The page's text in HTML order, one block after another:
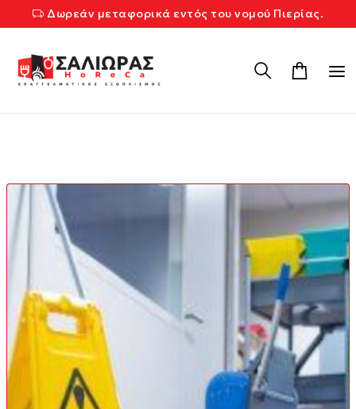
Δωρεάν μεταφορικά εντός του νομού Πιερίας.